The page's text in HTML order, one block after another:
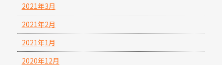
2021年3月
2021年2月
2021年1月
2020年12月